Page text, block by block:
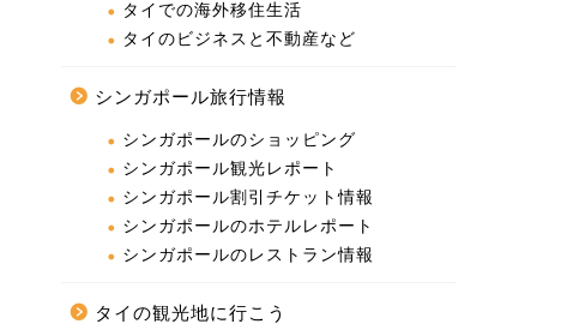
タイでの海外移住生活
タイのビジネスと不動産など
シンガポール旅行情報
シンガポールのショッピング
シンガポール観光レポート
シンガポール割引チケット情報
シンガポールのホテルレポート
シンガポールのレストラン情報
タイの観光地に行こう